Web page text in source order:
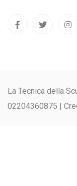
La Tecnica della
02204360875 |